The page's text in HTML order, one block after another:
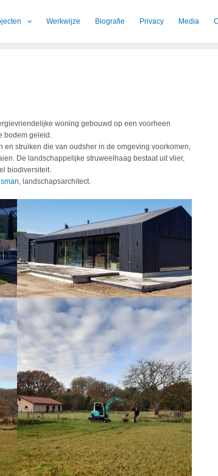
Werkwijze Biografie Privacy Media
woning gebouwd op een voorheen
bodem geleid.
struiken die van oudsher in de omgeving voorkomen,
De landschappelijke struweelhaag bestaat uit vlier,
biodiversiteit.
, landschapsarchitect.